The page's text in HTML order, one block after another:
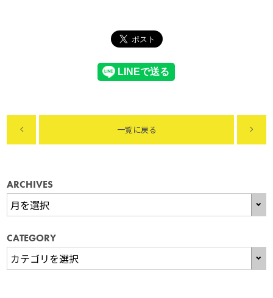
一覧に戻る
ARCHIVES
CATEGORY